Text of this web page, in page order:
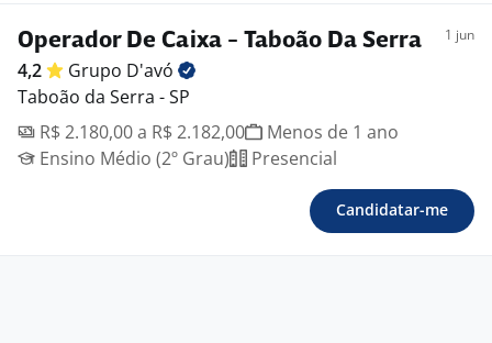
Operador De Caixa - Taboão Da Serra 1 jun
4,2 Grupo D'avó
Taboão da Serra - SP
R$ 2.180,00 a R$ 2.182,00
Menos de 1 ano
Ensino Médio (2º Grau)
Presencial
Candidatar-me